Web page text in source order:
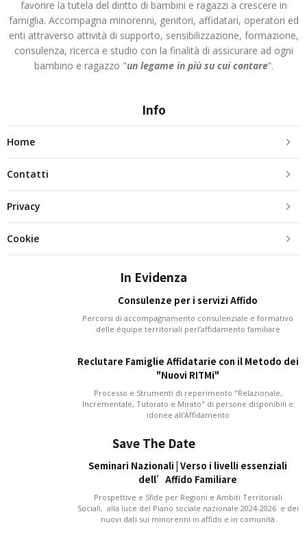
favorire la tutela del diritto di bambini e ragazzi a crescere in
famiglia. Accompagna minorenni, genitori, affidatari, operatori ed
enti attraverso attività di supporto, sensibilizzazione, formazione,
consulenza, ricerca e studio con la finalità di assicurare ad ogni
bambino e ragazzo "un legame in più su cui contare”.
Info
Home
Contatti
Privacy
Cookie
In Evidenza
Consulenze per i servizi Affido
Percorsi di accompagnamento consulenziale e formativo
delle équipe territoriali perl’affidamento familiare
Reclutare Famiglie Affidatarie con il Metodo dei
"Nuovi RITMi"
Processo e Strumenti di reperimento "Relazionale,
Incrementale, Tutorato e Mirato" di persone disponibili e
idonee all'Affidamento
Save The Date
Seminari Nazionali | Verso i livelli essenziali
dell’Affido Familiare
Prospettive e Sfide per Regioni e Ambiti Territoriali
Sociali, alla luce del Piano sociale nazionale 2024-2026 e dei
nuovi dati sui minorenni in affido e in comunità